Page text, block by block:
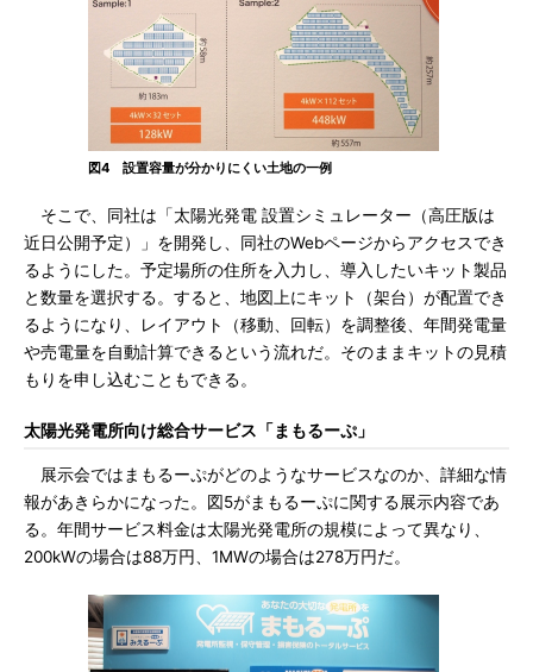
図4 設置容量が分かりにくい土地の一例
そこで、同社は「太陽光発電 設置シミュレーター（高圧版は
近日公開予定）」を開発し、同社のWebページからアクセスでき
るようにした。予定場所の住所を入力し、導入したいキット製品
と数量を選択する。すると、地図上にキット（架台）が配置でき
るようになり、レイアウト（移動、回転）を調整後、年間発電量
や売電量を自動計算できるという流れだ。そのままキットの見積
もりを申し込むこともできる。
太陽光発電所向け総合サービス「まもるーぷ」
展示会ではまもるーぷがどのようなサービスなのか、詳細な情
報があきらかになった。図5がまもるーぷに関する展示内容であ
る。年間サービス料金は太陽光発電所の規模によって異なり、
200kWの場合は88万円、1MWの場合は278万円だ。